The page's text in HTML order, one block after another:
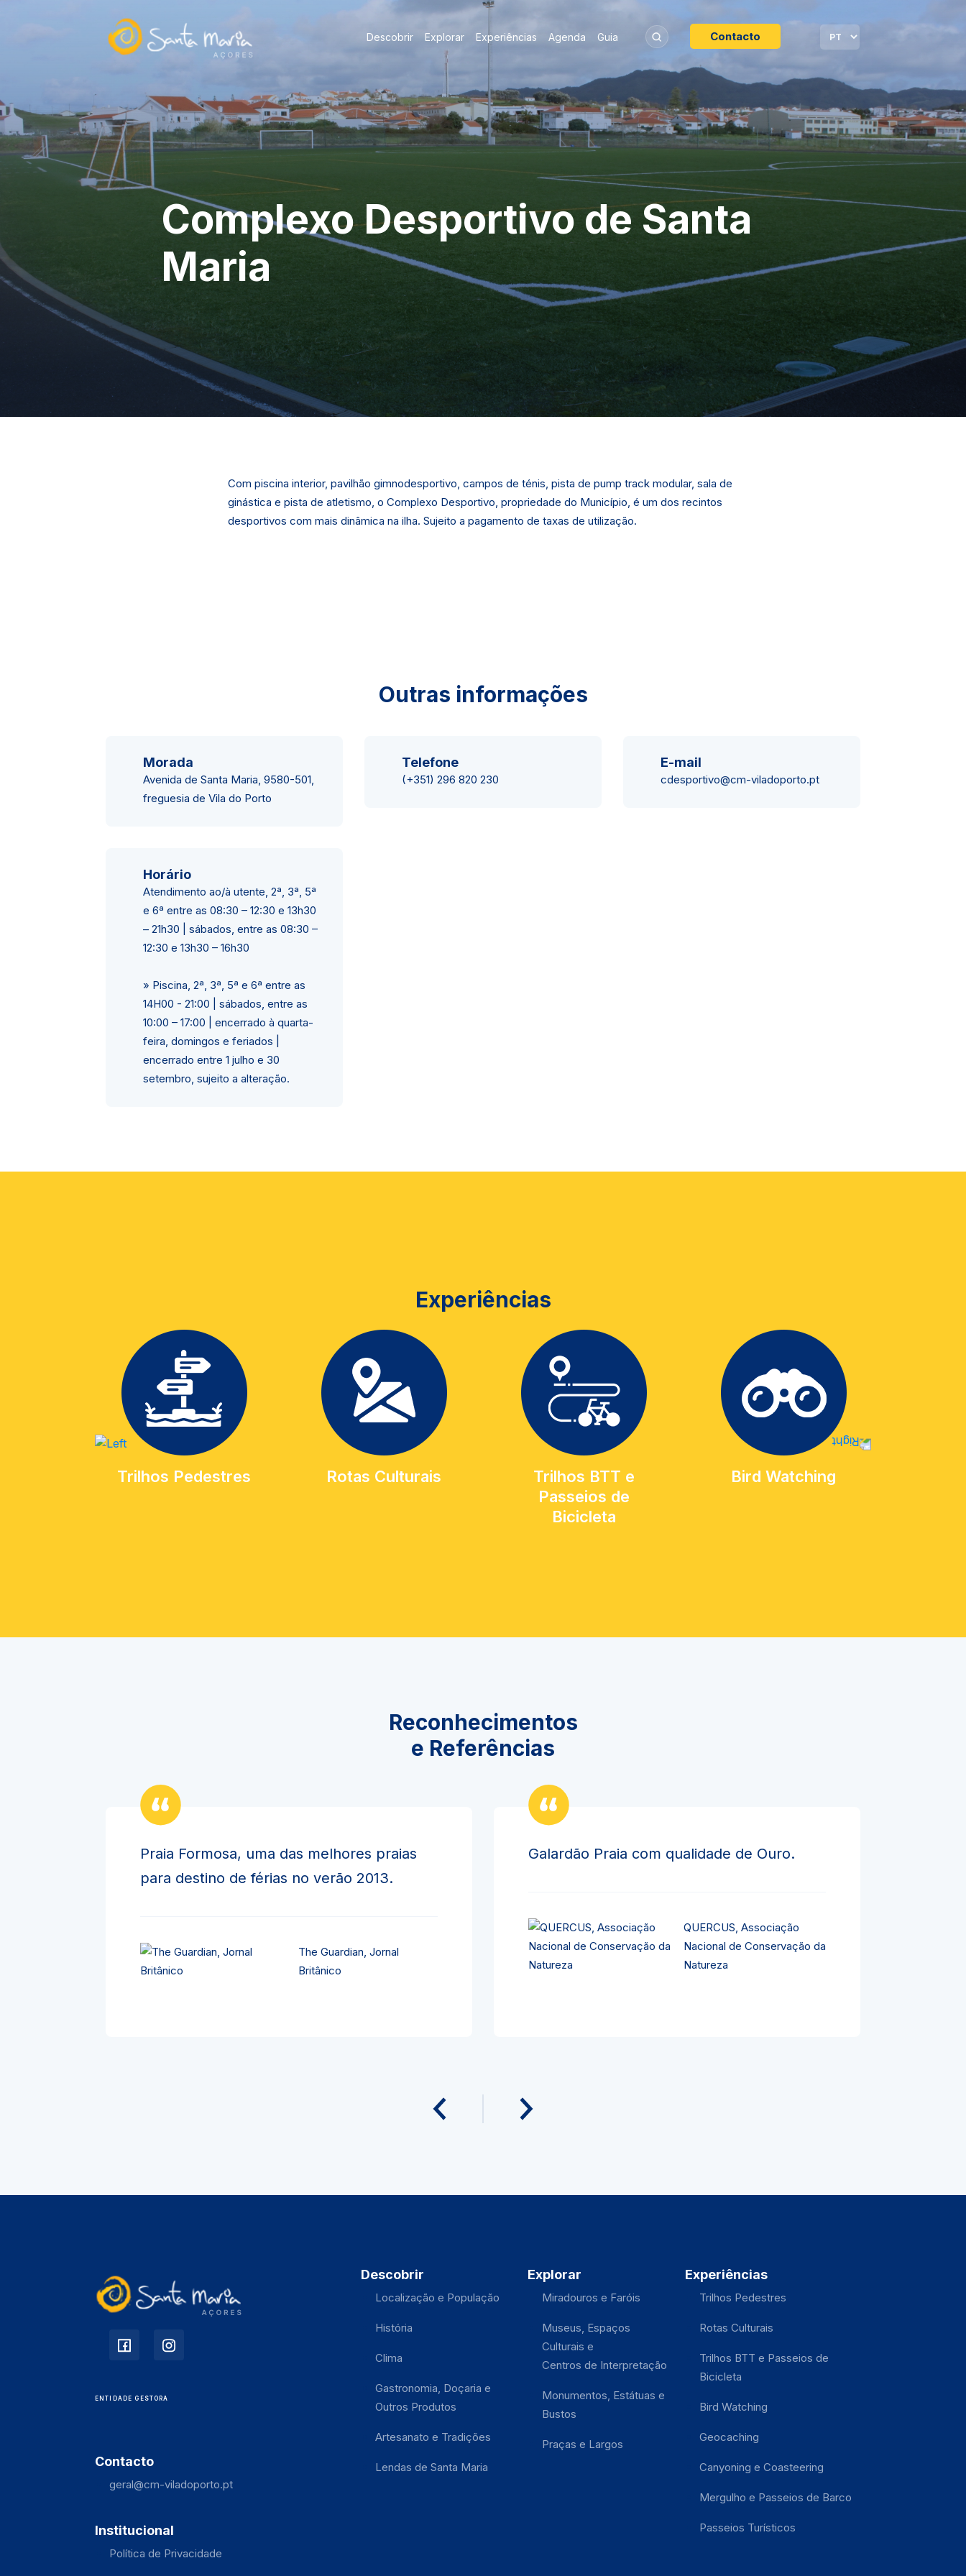
Descobrir Explorar Experiências Agenda Guia Contacto
Complexo Desportivo de Santa
Maria
Com piscina interior, pavilhão gimnodesportivo, campos de ténis, pista de pump track modular, sala de
ginástica e pista de atletismo, o Complexo Desportivo, propriedade do Município, é um dos recintos
desportivos com mais dinâmica na ilha. Sujeito a pagamento de taxas de utilização.
Outras informações
Morada
Avenida de Santa Maria, 9580-501,
freguesia de Vila do Porto
Telefone
(+351) 296 820 230
E-mail
cdesportivo@cm-viladoporto.pt
Horário
Atendimento ao/à utente, 2ª, 3ª, 5ª
e 6ª entre as 08:30 – 12:30 e 13h30
– 21h30 | sábados, entre as 08:30 –
12:30 e 13h30 – 16h30
» Piscina, 2ª, 3ª, 5ª e 6ª entre as
14H00 - 21:00 | sábados, entre as
10:00 – 17:00 | encerrado à quarta-
feira, domingos e feriados |
encerrado entre 1 julho e 30
setembro, sujeito a alteração.
Experiências
Trilhos Pedestres Rotas Culturais
Trilhos BTT e
Passeios de
Bicicleta
Bird Watching
Reconhecimentos
e Referências
Praia Formosa, uma das melhores praias
para destino de férias no verão 2013.
The Guardian, Jornal
Britânico
Galardão Praia com qualidade de Ouro.
QUERCUS, Associação
Nacional de Conservação da
Natureza
ENTIDADE GESTORA
Contacto
geral@cm-viladoporto.pt
Institucional
Política de Privacidade
Descobrir
Localização e População
História
Clima
Gastronomia, Doçaria e
Outros Produtos
Artesanato e Tradições
Lendas de Santa Maria
Explorar
Miradouros e Faróis
Museus, Espaços
Culturais e
Centros de Interpretação
Monumentos, Estátuas e
Bustos
Praças e Largos
Experiências
Trilhos Pedestres
Rotas Culturais
Trilhos BTT e Passeios de
Bicicleta
Bird Watching
Geocaching
Canyoning e Coasteering
Mergulho e Passeios de Barco
Passeios Turísticos